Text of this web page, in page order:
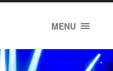
MENU